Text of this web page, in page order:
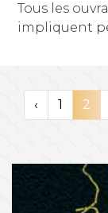
Tous les
impliquent
‹ 1 2